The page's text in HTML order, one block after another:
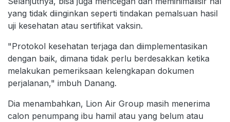
yang tidak diinginkan seperti tindakan pemalsuan hasil
uji kesehatan atau sertifikat vaksin.
"Protokol kesehatan terjaga dan diimplementasikan
dengan baik, dimana tidak perlu berdesakkan ketika
melakukan pemeriksaan kelengkapan dokumen
perjalanan," imbuh Danang.
Dia menambahkan, Lion Air Group masih menerima
calon penumpang ibu hamil atau yang belum atau